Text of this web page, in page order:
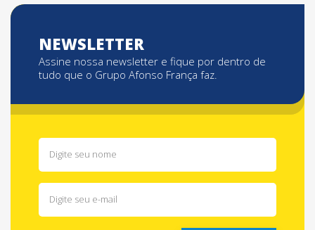
NEWSLETTER
Assine nossa newsletter e fique por dentro de
tudo que o Grupo Afonso França faz.